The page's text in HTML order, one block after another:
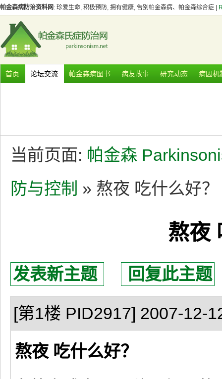
帕金森病防治资料网 : 珍爱生命, 积极预防, 拥有健康, 告别帕金森病、帕金森综合症 |
首页 论坛交流 帕金森病图书 病友故事 研究动态 病因机
当前页面: 帕金森
防与控制 » 熬夜 吃什么好？
熬夜
发表新主题 回复此主题
[第1楼 PID2917] 2007-12-
熬夜 吃什么好？